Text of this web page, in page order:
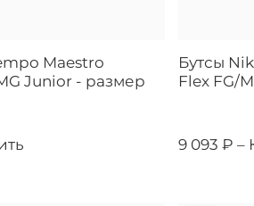
Maestro
Junior - размер
Бутсы
Flex FG/
9 093 ₽ –